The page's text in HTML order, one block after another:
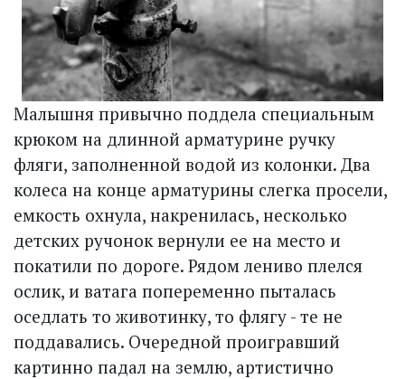
Малышня привычно поддела специальным
крюком на длинной арматурине ручку
фляги, заполненной водой из колонки. Два
колеса на конце арматурины слегка просели,
емкость охнула, накренилась, несколько
детских ручонок вернули ее на место и
покатили по дороге. Рядом лениво плелся
ослик, и ватага попеременно пыталась
оседлать то животинку, то флягу - те не
поддавались. Очередной проигравший
картинно падал на землю, артистично